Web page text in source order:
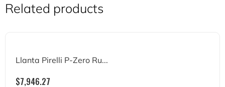
Related products
Llanta Pirelli P-Zero Ru...
$7,946.27